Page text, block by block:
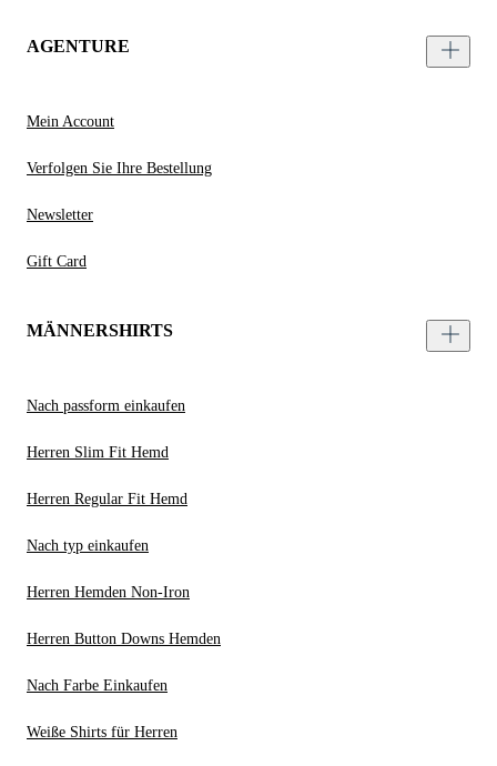
AGENTURE
Mein Account
Verfolgen Sie Ihre Bestellung
Newsletter
Gift Card
MÄNNERSHIRTS
Nach passform einkaufen
Herren Slim Fit Hemd
Herren Regular Fit Hemd
Nach typ einkaufen
Herren Hemden Non-Iron
Herren Button Downs Hemden
Nach Farbe Einkaufen
Weiße Shirts für Herren